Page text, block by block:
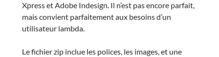
Xpress et Adobe Indesign. Il n’est pas encore parfait,
mais convient parfaitement aux besoins d’un
utilisateur lambda.
Le fichier zip inclue les polices, les images, et une